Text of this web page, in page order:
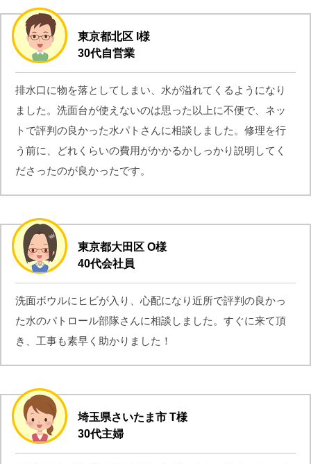
東京都北区 I様
30代自営業
排水口に物を落としてしまい、水が溢れてくるようになり
ました。洗面台が使えないのは思った以上に不便で、ネッ
トで評判の良かった水パトさんに相談しました。修理を行
う前に、どれくらいの費用がかかるかしっかり説明してく
ださったのが良かったです。
東京都大田区 O様
40代会社員
洗面ボウルにヒビが入り、心配になり近所で評判の良かっ
た水のパトロール部隊さんに相談しました。すぐに来て頂
き、工事も素早く助かりました！
埼玉県さいたま市 T様
30代主婦